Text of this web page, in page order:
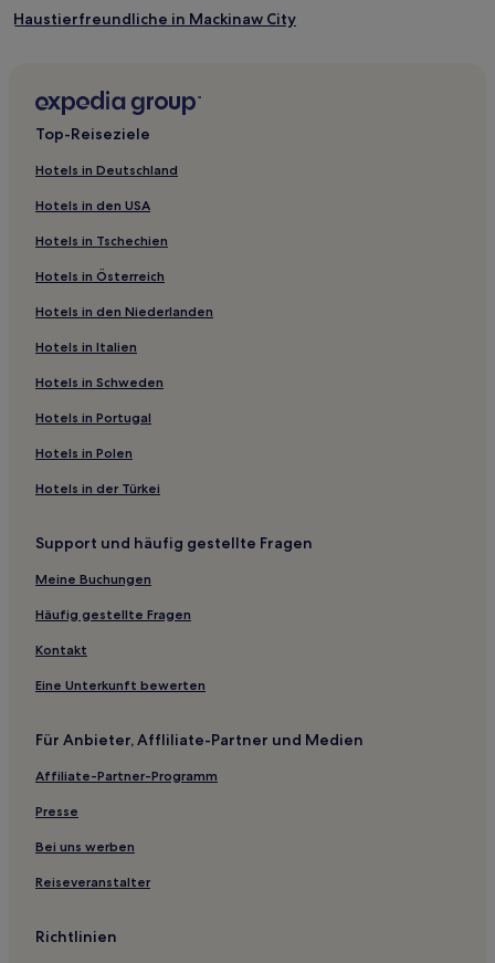
Haustierfreundliche in Mackinaw City
Hotels nahe Kings Club Casino
Hotels nahe Lake Superior Trail
White City Hotels
Newberry Hotels
Sleepy Hollow Hotels
Strongs Hotels
Hotels nahe Alberta Village Museum
Rock Hotels
Hotels nahe Arch Rock
Caspian Hotels
Ramsay Hotels
Cooks Hotels
Wakefield Hotels
Hotels nahe Rapid River Ski Trail
Kenton Hotels
Whitefish Point Hotels
Hotels nahe Pickle Barrel House Museum
Hotels nahe Mount Arvon
Hotels nahe Whitefish Point Light
Hotels nahe Superior Dome
Mackinac County: Hotels
Top-Reiseziele
Hotels in Deutschland
Hotels in den USA
Hotels in Tschechien
Hotels in Österreich
Hotels in den Niederlanden
Hotels in Italien
Hotels in Schweden
Hotels in Portugal
Hotels in Polen
Hotels in der Türkei
Support und häufig gestellte Fragen
Meine Buchungen
Häufig gestellte Fragen
Kontakt
Eine Unterkunft bewerten
Für Anbieter, Affliliate-Partner und Medien
Affiliate-Partner-Programm
Presse
Bei uns werben
Reiseveranstalter
Richtlinien